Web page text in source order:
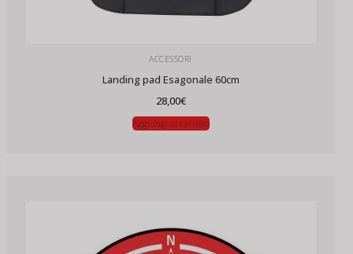
ACCESSORI
Landing pad Esagonale 60cm
28,00€
Aggiungi al carrello